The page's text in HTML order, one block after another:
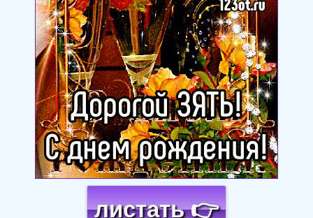
листать 👉